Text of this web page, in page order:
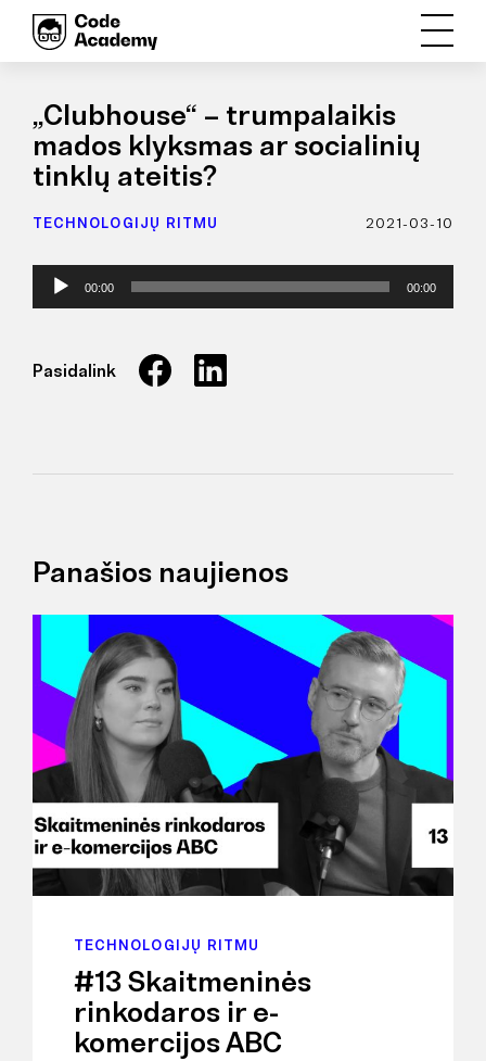
„Clubhouse“ – trumpalaikis
mados klyksmas ar socialinių
tinklų ateitis?
TECHNOLOGIJŲ RITMU 2021-03-10
Audio
00:00 00:00
Pasidalink
Panašios naujienos
TECHNOLOGIJŲ RITMU
#13 Skaitmeninės
rinkodaros ir e-
komercijos ABC